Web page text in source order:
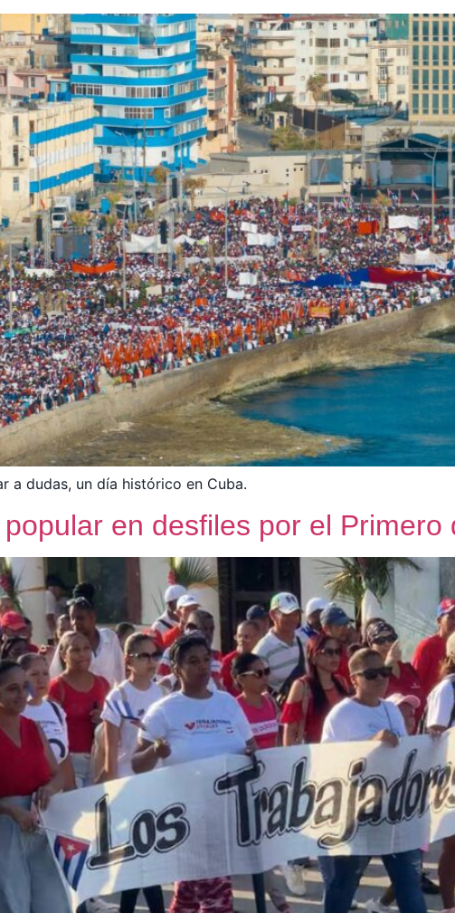
a dudas, un día histórico en Cuba.
en desfiles por el Primero